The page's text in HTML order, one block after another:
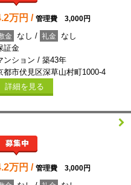
万円 / 管理費 3,000円
金 なし / 礼金
なし
証金
ンション / 築43年
都市伏見区深草山村町1000-4
詳細を見る
万円 / 管理費 3,000円